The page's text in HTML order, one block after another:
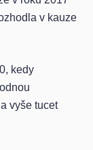
v kauze
kedy
vyše tucet